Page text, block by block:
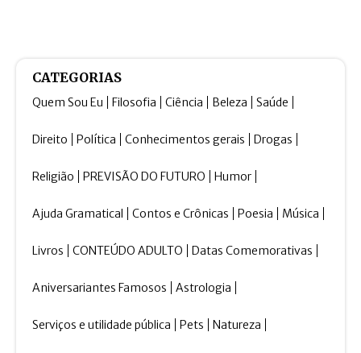
CATEGORIAS
Quem Sou Eu Filosofia Ciência Beleza Saúde
Direito Política Conhecimentos gerais Drogas
Religião PREVISÃO DO FUTURO Humor
Ajuda Gramatical Contos e Crônicas Poesia Música
Livros CONTEÚDO ADULTO Datas Comemorativas
Aniversariantes Famosos Astrologia
Serviços e utilidade pública Pets Natureza